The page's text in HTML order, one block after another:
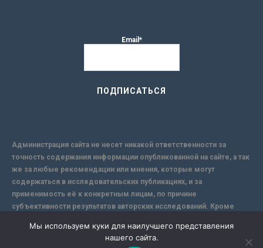
Email*
Администрация сайта не несет никакой ответственности за
точность содержания информации опубликованной на сайте, а так
же за любые рекомендации или мнения, которые могут
содержаться в исследовательских публикациях, и за
применимость её к конкретным лицам, по причине
субъективности результатов авторских исследований. Кроме
надежной защиты информации, Сайт не несет ответственности за
Мы используем куки для наилучшего представления
нашего сайта.